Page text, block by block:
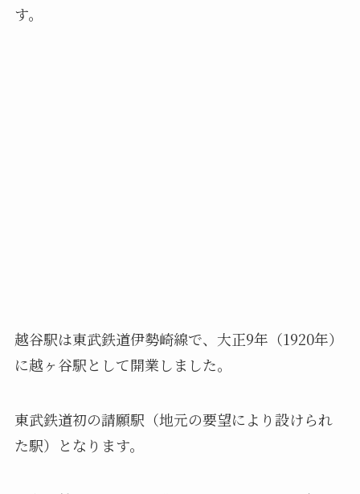
す。
越谷駅は東武鉄道伊勢崎線で、大正9年（1920年）
に越ヶ谷駅として開業しました。
東武鉄道初の請願駅（地元の要望により設けられ
た駅）となります。